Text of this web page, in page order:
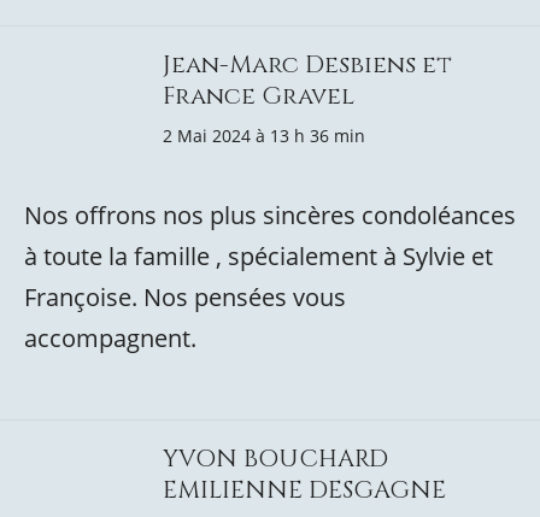
Jean-Marc Desbiens et
France Gravel
2 Mai 2024 à 13 h 36 min
Nos offrons nos plus sincères condoléances
à toute la famille , spécialement à Sylvie et
Françoise. Nos pensées vous
accompagnent.
YVON BOUCHARD
EMILIENNE DESGAGNE